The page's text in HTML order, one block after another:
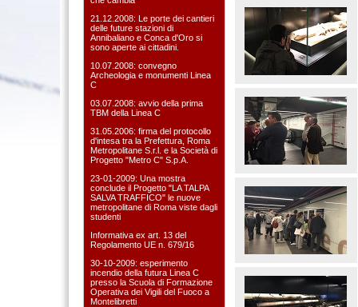
21.12.2008: Le porte dei cantieri
delle future stazioni di
Annibaliano e Conca d'Oro si
sono aperte ai cittadini.
10.07.2008: convegno
Archeologia e monumenti Linea
C
03.07.2008: avvio della prima
TBM della Linea C
31.05.2006: firma del protocollo
d'intesa tra la Prefettura, Roma
Metropolitane S.r.l. e la Società di
Progetto "Metro C" S.p.A.
23-01-2009: Una mostra
conclude il Progetto "LA TALPA
SALVA TRAFFICO" le nuove
metropolitane di Roma viste dagli
studenti
Informativa ex art. 13 del
Regolamento UE n. 679/16
30-10-2009: esperimento
incendio della futura Linea C
presso la Scuola di Formazione
Operativa dei Vigili del Fuoco a
Montelibretti